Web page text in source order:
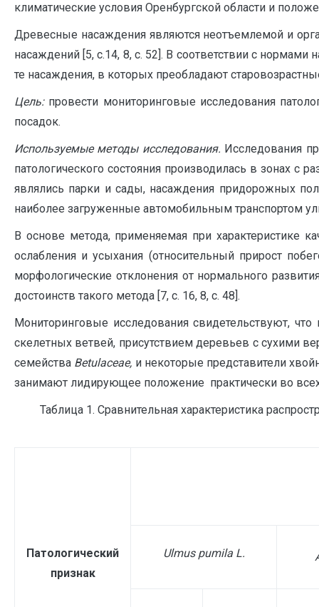
климатические условия Оренбургской области и
Древесные насаждения являются неотъемлемой и
насаждений [5, c.14, 8, c. 52]. В соответствии с
те насаждения, в которых преобладают
Цель:провести мониторинговые исследования
посадок.
Используемые методы исследования. Исследования
патологического состояния производилась в зонах
являлись парки и сады, насаждения придорожных
наиболее загруженные автомобильным транспортом
В основе метода, применяемая при характеристике
ослабления и усыхания (относительный прирост
морфологические отклонения от нормального
достоинств такого метода [7, c. 16, 8, c. 48].
Мониторинговые исследования свидетельствуют,
скелетных ветвей, присутствием деревьев с сухими
семейства Betulaceae, и некоторые представители
занимают лидирующее положение практически во
Таблица 1. Сравнительная характеристика
Патологический
признак
Ulmus pumila L.